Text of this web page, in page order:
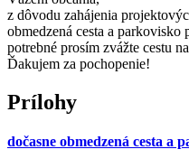
z dôvodu zahájenia
obmedzená cesta a
potrebné prosím zvážte cestu
Ďakujem za pochopenie!
Prílohy
dočasne obmedzená cesta a